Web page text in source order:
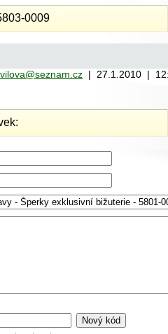
0009
| 27.1.2010 |